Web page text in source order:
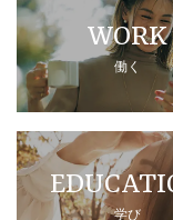
WORK
働く
学び